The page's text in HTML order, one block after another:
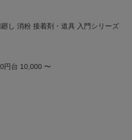
し 消粉 接着剤・道具 入門シリーズ
円台 10,000 〜
予約商